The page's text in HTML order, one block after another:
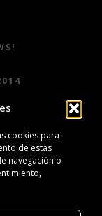
cookies para
de estas
navegación o